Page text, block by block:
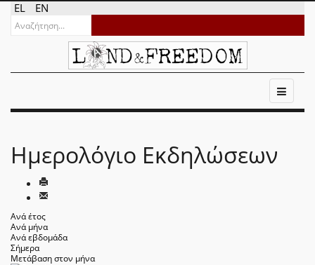
EL EN
Ημερολόγιο Εκδηλώσεων
Ανά έτος
Ανά μήνα
Ανά εβδομάδα
Σήμερα
Μετάβαση στον μήνα